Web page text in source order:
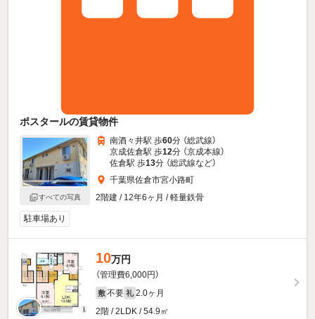
ポスタールの賃貸物件
すべての写真
南酒々井駅 歩60分 （総武線）
京成佐倉駅 歩12分 （京成本線）
佐倉駅 歩13分 （総武線など）
千葉県佐倉市宮小路町
2階建 / 12年6ヶ月 / 軽量鉄骨
駐車場あり
10万円
（管理費6,000円）
敷 不要 礼 2.0ヶ月
2階 / 2LDK / 54.9㎡